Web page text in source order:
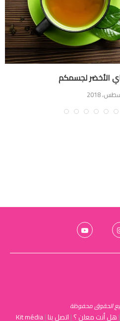
الأخضر لجسمكم
|هل أنت معلن ؟|اتصل بنا|
Kit média